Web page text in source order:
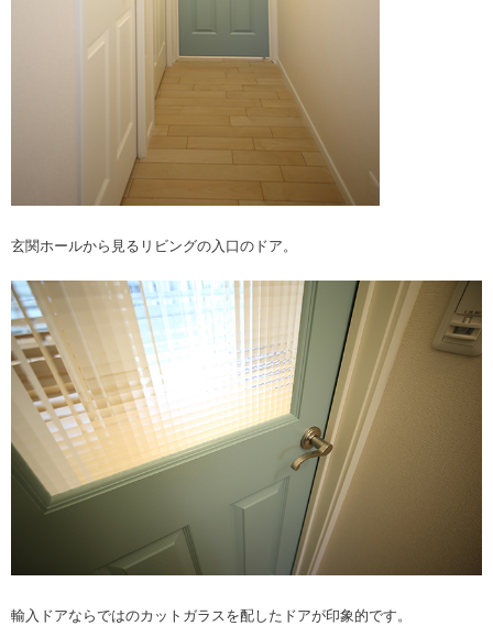
玄関ホールから見るリビングの入口のドア。
輸入ドアならではのカットガラスを配したドアが印象的です。